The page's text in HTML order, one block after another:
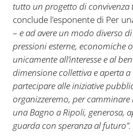
tutto un progetto di convivenza
conclude l’esponente di Per
– e ad avere un modo diverso
pressioni esterne, economiche
unicamente all’interesse e al
dimensione collettiva e aperta a
partecipare alle iniziative
organizzeremo, per camminare
una Bagno a Ripoli, generosa,
guarda con speranza al futuro”.